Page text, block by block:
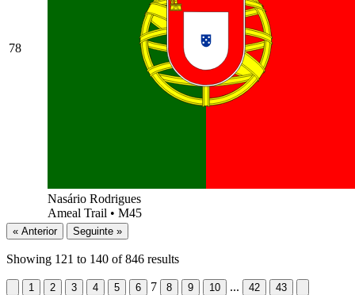
78
Nasário Rodrigues
Ameal Trail • M45
« Anterior Seguinte »
Showing 121 to 140 of 846 results
1 2 3 4 5 6 7 8 9 10 ... 42 43